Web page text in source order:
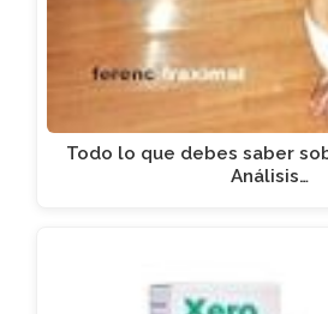
Todo lo que debes saber
Análisis…